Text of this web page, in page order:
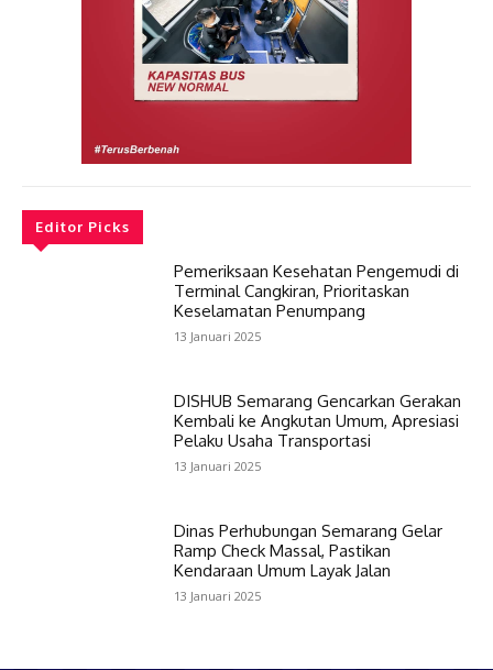
Editor Picks
Pemeriksaan Kesehatan Pengemudi di
Terminal Cangkiran, Prioritaskan
Keselamatan Penumpang
13 Januari 2025
DISHUB Semarang Gencarkan Gerakan
Kembali ke Angkutan Umum, Apresiasi
Pelaku Usaha Transportasi
13 Januari 2025
Dinas Perhubungan Semarang Gelar
Ramp Check Massal, Pastikan
Kendaraan Umum Layak Jalan
13 Januari 2025